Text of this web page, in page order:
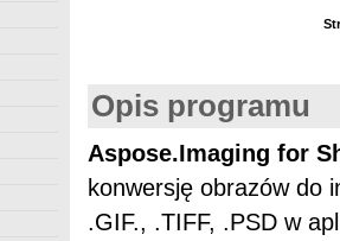
Opis programu
Aspose.Imaging for
konwersję obrazów do
.GIF., .TIFF, .PSD w